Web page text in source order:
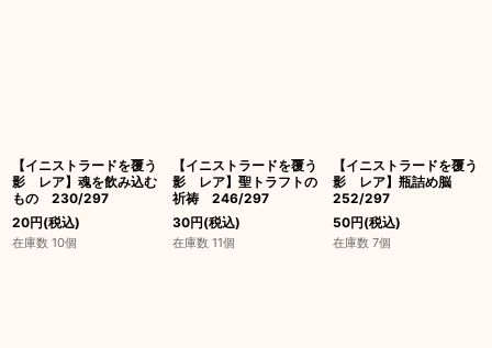
【イニストラードを覆う
影 レア】魂を飲み込む
もの 230/297
20円(税込)
在庫数 10個
【イニストラードを覆う
影 レア】聖トラフトの
祈祷 246/297
30円(税込)
在庫数 11個
【イニストラードを覆う
影 レア】瓶詰め脳
252/297
50円(税込)
在庫数 7個